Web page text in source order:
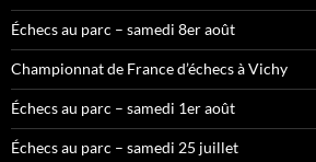
Échecs au parc – samedi 8er août
Championnat de France d’échecs à Vichy
Échecs au parc – samedi 1er août
Échecs au parc – samedi 25 juillet